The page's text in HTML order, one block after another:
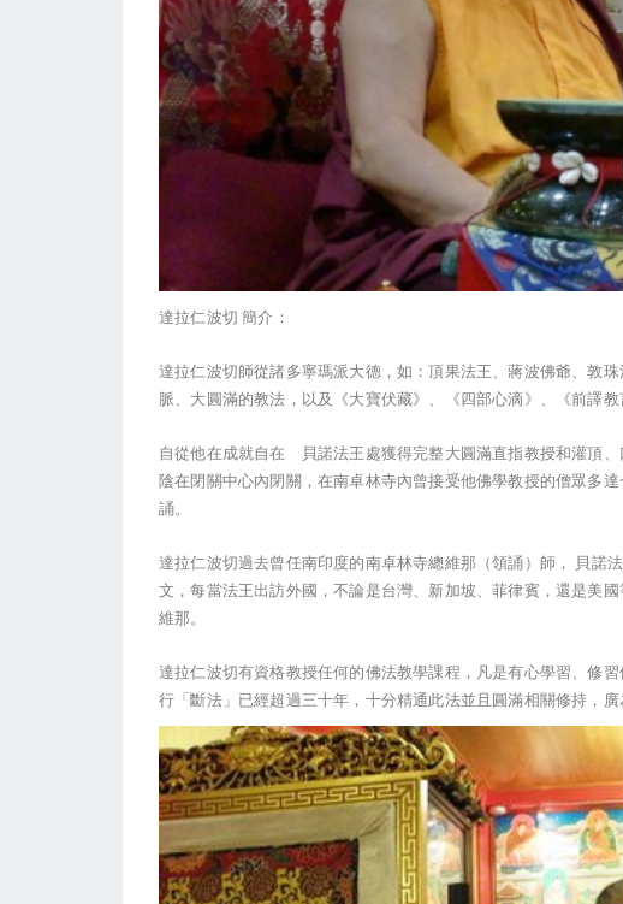
達拉仁波切 簡介：
達拉仁波切師從諸多寧瑪派大德，如：頂果法王、蔣波佛爺、敦
脈、大圓滿的教法，以及《大寶伏藏》、《四部心滴》、《前譯
自從他在成就自在 貝諾法王處獲得完整大圓滿直指教授和灌頂
陰在閉關中心內閉關，在南卓林寺內曾接受他佛學教授的僧眾多
誦。
達拉仁波切過去曾任南印度的南卓林寺總維那（領誦）師，
貝諾
文，每當法王出訪外國，不論是台灣、新加坡、菲律賓，還是美
維那。
達拉仁波切有資格教授任何的佛法教學課程，凡是有心學習、修
行「斷法」已經超過三十年，十分精通此法並且圓滿相關修持，